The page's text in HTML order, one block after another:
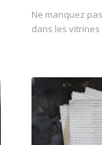
Ne manquez
dans les